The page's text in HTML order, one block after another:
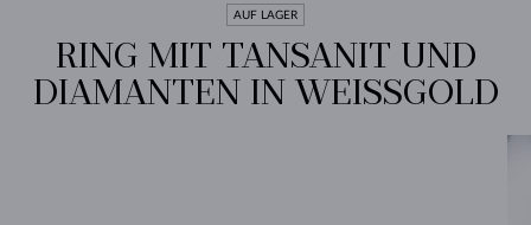
AUF LAGER
RING MIT TANSANIT UND
DIAMANTEN IN WEISSGOLD